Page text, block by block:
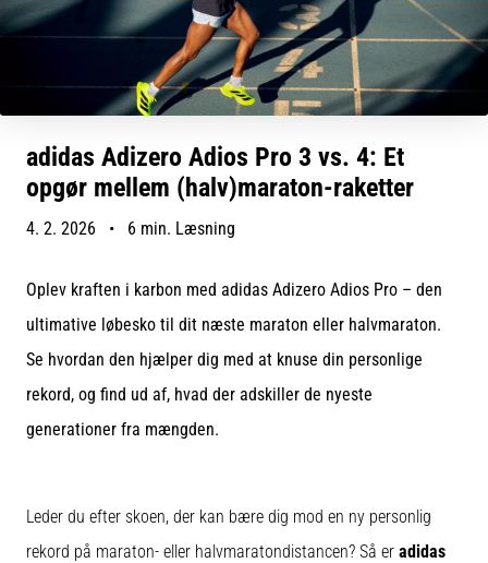
7 min. Læsning
og
biptest:
Hvad
er
og
hvordan
udføres
de?
praksis
testen
hurtighed,
adidas Adizero Adios Pro 3 vs. 4: Et
opgør mellem (halv)maraton-raketter
4. 2. 2026 • 6 min. Læsning
Oplev kraften i karbon med adidas Adizero Adios Pro – den
ultimative løbesko til dit næste maraton eller halvmaraton.
Se hvordan den hjælper dig med at knuse din personlige
rekord, og find ud af, hvad der adskiller de nyeste
generationer fra mængden.
Leder du efter skoen, der kan bære dig mod en ny personlig
rekord på maraton- eller halvmaratondistancen? Så er adidas